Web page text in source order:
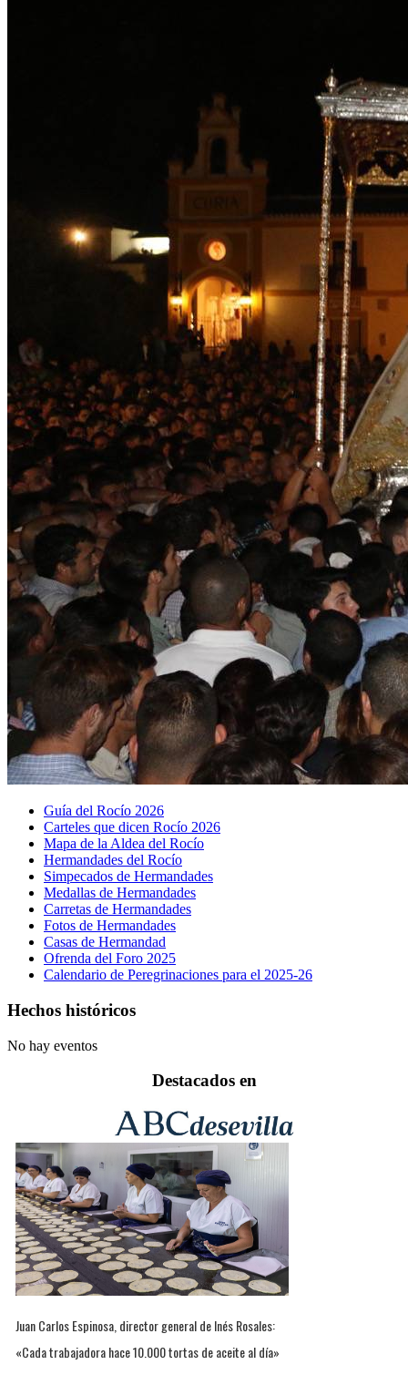
Guía del Rocío 2026
Carteles que dicen Rocío 2026
Mapa de la Aldea del Rocío
Hermandades del Rocío
Simpecados de Hermandades
Medallas de Hermandades
Carretas de Hermandades
Fotos de Hermandades
Casas de Hermandad
Ofrenda del Foro 2025
Calendario de Peregrinaciones para el 2025-26
Hechos históricos
No hay eventos
Destacados en
Juan Carlos Espinosa, director general de Inés Rosales:
«Cada trabajadora hace 10.000 tortas de aceite al día»